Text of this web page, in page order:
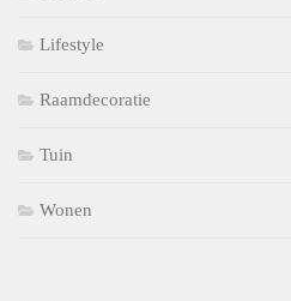
Lifestyle
Raamdecoratie
Tuin
Wonen